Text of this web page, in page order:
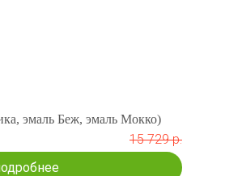
эмаль Беж, эмаль Мокко)
15 729 р.